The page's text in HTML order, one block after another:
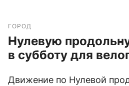
ГОРОД
Нулевую
в субботу для
Движение по Нулевой